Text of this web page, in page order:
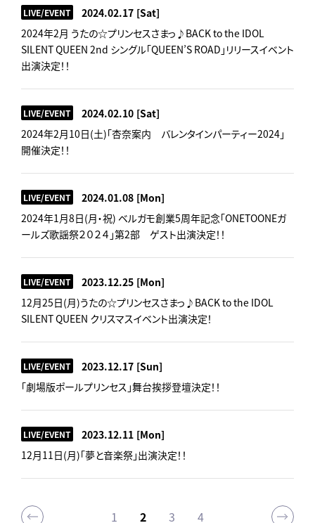
LIVE/EVENT 2024.02.17 [Sat]
2024年2月 うたの☆プリンセスさまっ♪BACK to the IDOL
SILENT QUEEN 2nd シングル「QUEEN’S ROAD」リリースイベント
出演決定！！
LIVE/EVENT 2024.02.10 [Sat]
2024年2月10日(土)「杏奈案内 バレンタインパーティー2024」
開催決定！！
LIVE/EVENT 2024.01.08 [Mon]
2024年1月8日(月・祝) ベルガモ創業5周年記念「ONETOONEガ
ールズ歌謡祭２０２４」第2部 ゲスト出演決定！！
LIVE/EVENT 2023.12.25 [Mon]
12月25日(月)うたの☆プリンセスさまっ♪BACK to the IDOL
SILENT QUEEN クリスマスイベント出演決定！
LIVE/EVENT 2023.12.17 [Sun]
「劇場版ポールプリンセス」舞台挨拶登壇決定！！
LIVE/EVENT 2023.12.11 [Mon]
12月11日(月)「夢と⾳楽祭」出演決定！！
1 2 3 4